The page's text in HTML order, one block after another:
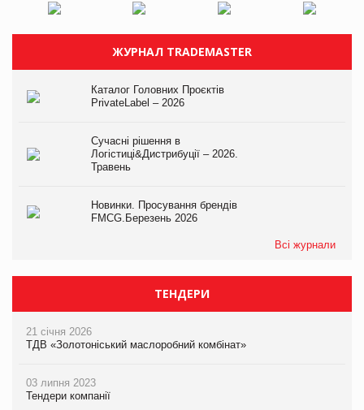
ЖУРНАЛ TRADEMASTER
Каталог Головних Проєктів
PrivateLabel – 2026
Сучасні рішення в
Логістиці&Дистрибуції – 2026.
Травень
Новинки. Просування брендів
FMCG.Березень 2026
Всі журнали
ТЕНДЕРИ
21 січня 2026
ТДВ «Золотоніський маслоробний комбінат»
03 липня 2023
Тендери компанії